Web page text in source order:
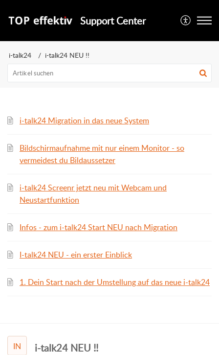
Support Center
i-talk24 i-talk24 NEU !!
i-talk24 Migration in das neue System
Bildschirmaufnahme mit nur einem Monitor - so
vermeidest du Bildaussetzer
i-talk24 Screenr jetzt neu mit Webcam und
Neustartfunktion
Infos - zum i-talk24 Start NEU nach Migration
I-talk24 NEU - ein erster Einblick
1. Dein Start nach der Umstellung auf das neue i-talk24
IN i-talk24 NEU !!